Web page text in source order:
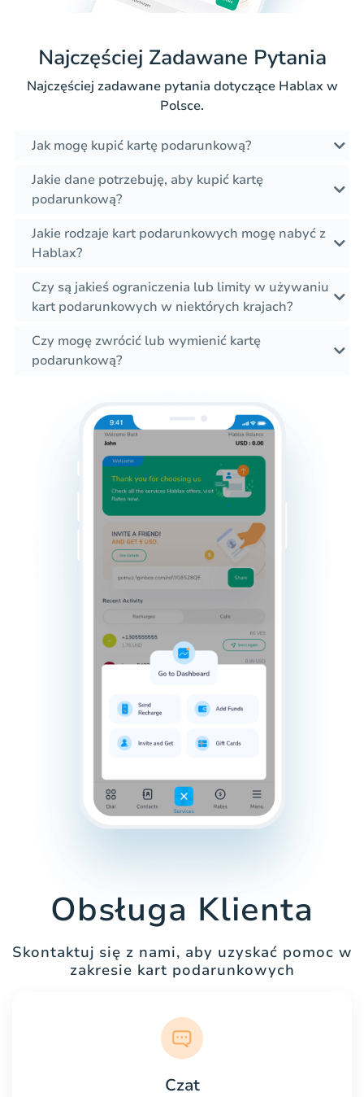
Najczęściej Zadawane Pytania
Najczęściej zadawane pytania dotyczące Hablax w
Polsce.
Jak mogę kupić kartę podarunkową?
Jakie dane potrzebuję, aby kupić kartę
podarunkową?
Jakie rodzaje kart podarunkowych mogę nabyć z
Hablax?
Czy są jakieś ograniczenia lub limity w używaniu
kart podarunkowych w niektórych krajach?
Czy mogę zwrócić lub wymienić kartę
podarunkową?
Obsługa Klienta
Skontaktuj się z nami, aby uzyskać pomoc w
zakresie kart podarunkowych
Czat